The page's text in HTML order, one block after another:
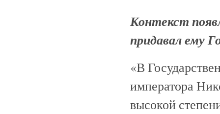
Контекст
придавал ему
«В
императора
высокой